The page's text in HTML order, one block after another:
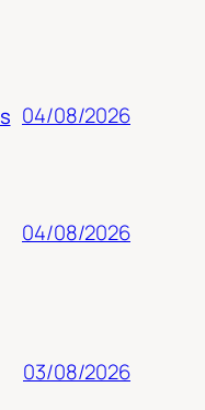
04/08/2026
04/08/2026
03/08/2026